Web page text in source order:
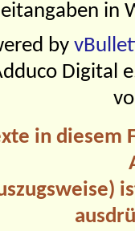
in
by
Digital
in